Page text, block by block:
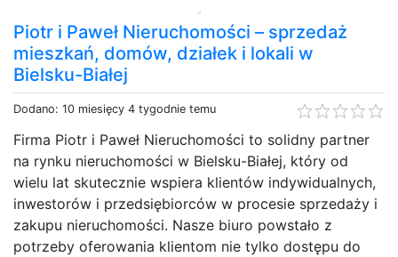
Piotr i Paweł Nieruchomości – sprzedaż
mieszkań, domów, działek i lokali w
Bielsku-Białej
Dodano: 10 miesięcy 4 tygodnie temu
Firma Piotr i Paweł Nieruchomości to solidny partner
na rynku nieruchomości w Bielsku-Białej, który od
wielu lat skutecznie wspiera klientów indywidualnych,
inwestorów i przedsiębiorców w procesie sprzedaży i
zakupu nieruchomości. Nasze biuro powstało z
potrzeby oferowania klientom nie tylko dostępu do